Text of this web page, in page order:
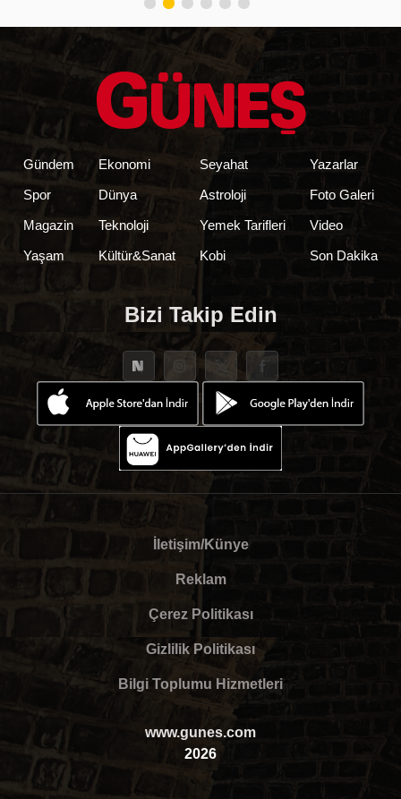
Gündem
Spor
Magazin
Yaşam
Ekonomi
Dünya
Teknoloji
Kültür&Sanat
Seyahat
Astroloji
Yemek Tarifleri
Kobi
Yazarlar
Foto Galeri
Video
Son Dakika
Bizi Takip Edin
İletişim/Künye
Reklam
Çerez Politikası
Gizlilik Politikası
Bilgi Toplumu Hizmetleri
www.gunes.com
2026